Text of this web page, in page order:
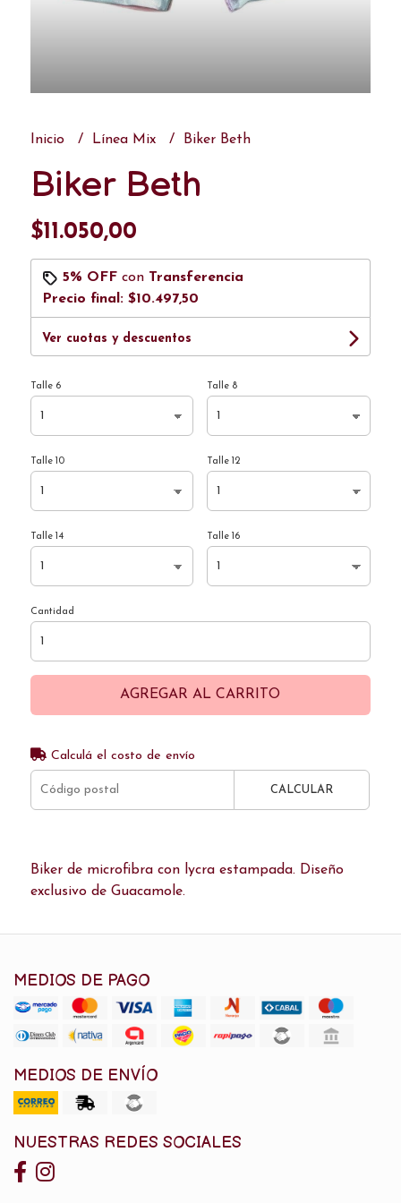
Inicio Línea Mix Biker Beth
Biker Beth
$11.050,00
5% OFFcon Transferencia
Precio final: $10.497,50
Ver cuotas y descuentos
Talle 6 Talle 8
Talle 10 Talle 12
Talle 14 Talle 16
Cantidad
AGREGAR AL CARRITO
Calculá el costo de envío
CALCULAR
Biker de microfibra con lycra estampada. Diseño
exclusivo de Guacamole.
MEDIOS DE PAGO
MEDIOS DE ENVÍO
NUESTRAS REDES SOCIALES